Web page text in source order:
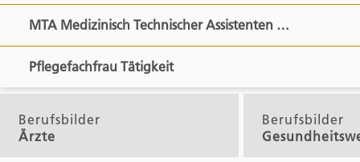
MTA Medizinisch Technischer Assistenten …
Pflegefachfrau Tätigkeit
Berufsbilder
Ärzte
Berufsbilder